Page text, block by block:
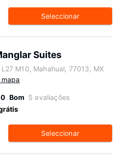
Seleccionar
Suites
M10, Mahahual, 77013, MX
Bom 5 avaliações
Seleccionar